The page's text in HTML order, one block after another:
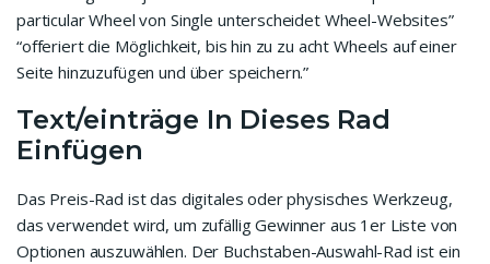
particular Wheel von Single unterscheidet Wheel-Websites”
“offeriert die Möglichkeit, bis hin zu zu acht Wheels auf einer
Seite hinzuzufügen und über speichern.”
Text/einträge In Dieses Rad
Einfügen
Das Preis-Rad ist das digitales oder physisches Werkzeug,
das verwendet wird, um zufällig Gewinner aus 1er Liste von
Optionen auszuwählen. Der Buchstaben-Auswahl-Rad ist ein